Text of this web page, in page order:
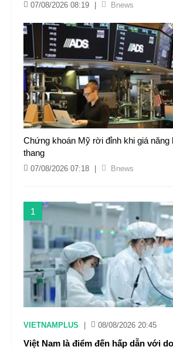
07/08/2026 08:19 Bnews
Chứng khoán Mỹ rời đỉnh khi giá năng
thang
07/08/2026 07:18 Bnews
1
VIETNAMPLUS 08/08/2026 20:45
Việt Nam là điểm đến hấp dẫn với